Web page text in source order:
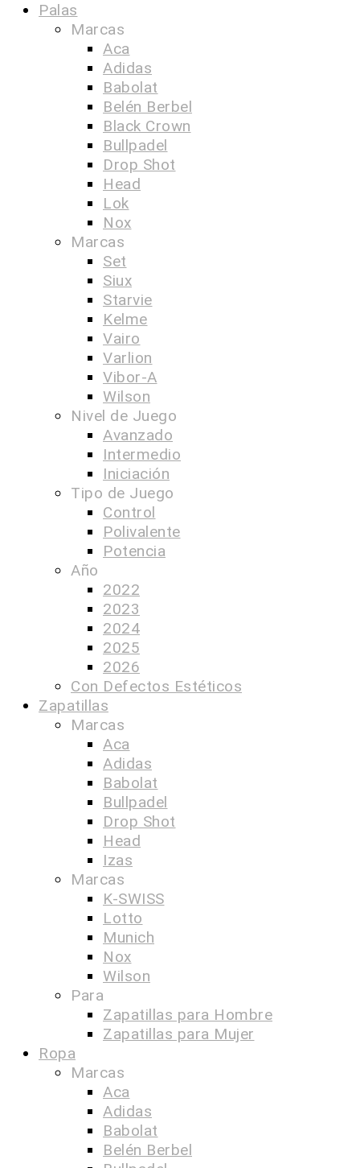
Palas
Marcas
Aca
Adidas
Babolat
Belén Berbel
Black Crown
Bullpadel
Drop Shot
Head
Lok
Nox
Marcas
Set
Siux
Starvie
Kelme
Vairo
Varlion
Vibor-A
Wilson
Nivel de Juego
Avanzado
Intermedio
Iniciación
Tipo de Juego
Control
Polivalente
Potencia
Año
2022
2023
2024
2025
2026
Con Defectos Estéticos
Zapatillas
Marcas
Aca
Adidas
Babolat
Bullpadel
Drop Shot
Head
Izas
Marcas
K-SWISS
Lotto
Munich
Nox
Wilson
Para
Zapatillas para Hombre
Zapatillas para Mujer
Ropa
Marcas
Aca
Adidas
Babolat
Belén Berbel